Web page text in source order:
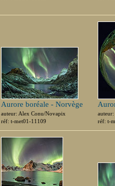
Aurore boréale - Norvège
auteur: Alex Conu/Novapix
réf: t-met01-11109
réf: t-